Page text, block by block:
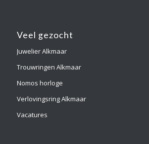
Veel gezocht
Juwelier Alkmaar
Trouwringen Alkmaar
Nomos horloge
Verlovingsring Alkmaar
Vacatures